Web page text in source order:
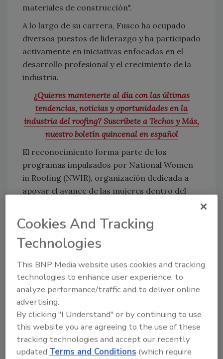
materiales de construcción".
A lo largo de su carrera, Fusco ha ocupado
diversos puestos de liderazgo y ha participado
activamente en iniciativas enfocadas en el
desarrollo profesional y el crecimiento de la
industria.
¿Quieres mantenerte al día con las últimas
tendencias, noticias y oportunidades en la
industria del roofing? Suscríbete a Techos y Más,
nuestro boletín quincenal en español
El reconocimiento forma parte de los
programas impulsados por National Women
in Roofing (NWIR), organización dedicada a
apoyar el avance de las mujeres dentro del
De acuerdo con NWIR, Fusco ha demostrado
un compromiso constante con la mentoría, la
capacitación y el desarrollo de nuevas
generaciones de profesionales del roofing. La
organización también destacó su liderazgo
empresarial y su contribución al
fortalecimiento de la fuerza laboral del sector.
QXO patrocina el premio como parte de sus
esfuerzos para promover el liderazgo y la
participación femenina en la industria.
Cookies And Tracking
Technologies
This BNP Media website uses cookies and tracking
technologies to enhance user experience, to
analyze performance/traffic and to deliver online
advertising.
By clicking "I Understand" or by continuing to use
this website you are agreeing to the use of these
tracking technologies and accept our recently
updated Terms and Conditions (which require